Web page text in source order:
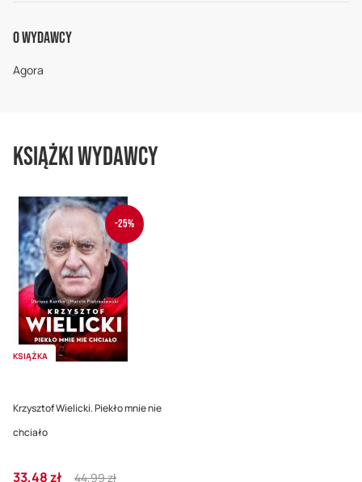
O Wydawcy
Agora
Książki wydawcy
-25%
KSIĄŻKA
Krzysztof Wielicki. Piekło mnie nie
chciało
Cena
33,48 zł
Regular
44,99 zł